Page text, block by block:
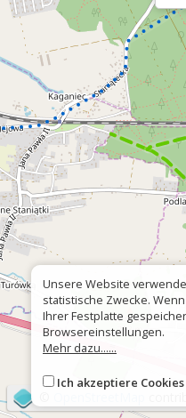
Unsere Website
statistische Zwecke.
Ihrer Festplatte
Browsereinstellungen.
Mehr dazu......
Ich akzeptiere